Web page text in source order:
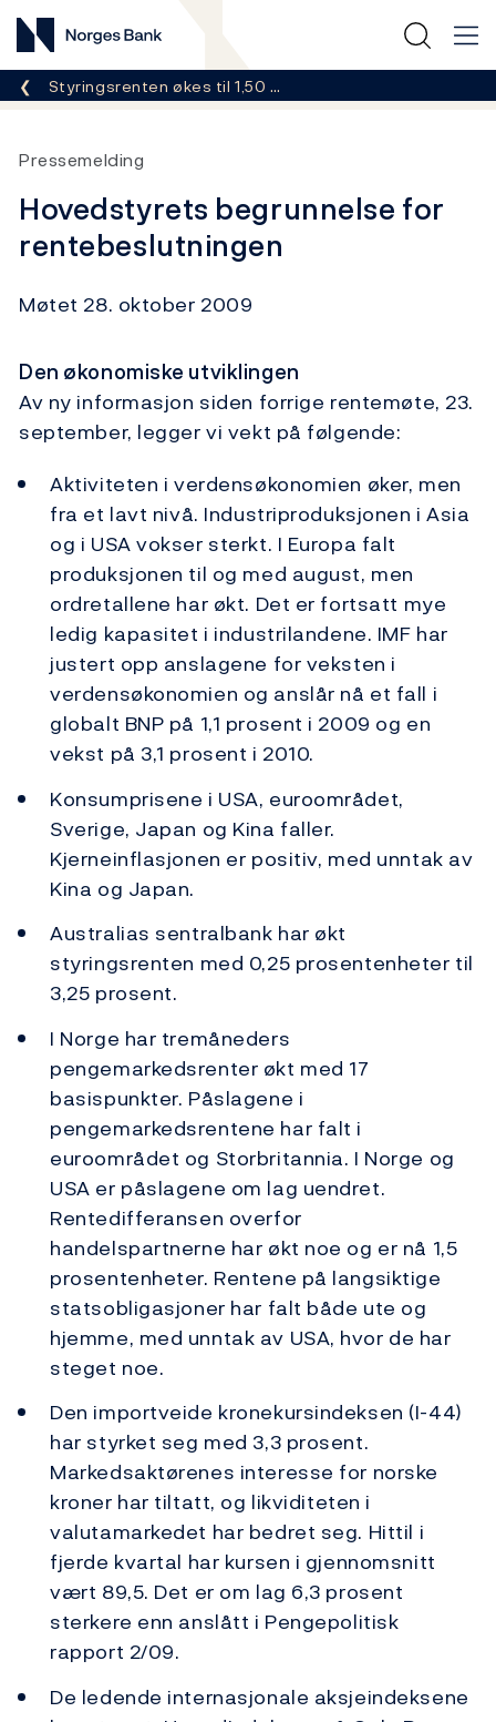
Norges Bank
Her er du nå:
Styringsrenten økes til 1,50 …
Pressemelding
Hovedstyrets begrunnelse for
rentebeslutningen
Møtet 28. oktober 2009
Den økonomiske utviklingen
Av ny informasjon siden forrige rentemøte, 23.
september, legger vi vekt på følgende:
Aktiviteten i verdensøkonomien øker, men
fra et lavt nivå. Industriproduksjonen i Asia
og i USA vokser sterkt. I Europa falt
produksjonen til og med august, men
ordretallene har økt. Det er fortsatt mye
ledig kapasitet i industrilandene. IMF har
justert opp anslagene for veksten i
verdensøkonomien og anslår nå et fall i
globalt BNP på 1,1 prosent i 2009 og en
vekst på 3,1 prosent i 2010.
Konsumprisene i USA, euroområdet,
Sverige, Japan og Kina faller.
Kjerneinflasjonen er positiv, med unntak av
Kina og Japan.
Australias sentralbank har økt
styringsrenten med 0,25 prosentenheter til
3,25 prosent.
I Norge har tremåneders
pengemarkedsrenter økt med 17
basispunkter. Påslagene i
pengemarkedsrentene har falt i
euroområdet og Storbritannia. I Norge og
USA er påslagene om lag uendret.
Rentedifferansen overfor
handelspartnerne har økt noe og er nå 1,5
prosentenheter. Rentene på langsiktige
statsobligasjoner har falt både ute og
hjemme, med unntak av USA, hvor de har
steget noe.
Den importveide kronekursindeksen (I-44)
har styrket seg med 3,3 prosent.
Markedsaktørenes interesse for norske
kroner har tiltatt, og likviditeten i
valutamarkedet har bedret seg. Hittil i
fjerde kvartal har kursen i gjennomsnitt
vært 89,5. Det er om lag 6,3 prosent
sterkere enn anslått i Pengepolitisk
rapport 2/09.
De ledende internasjonale aksjeindeksene